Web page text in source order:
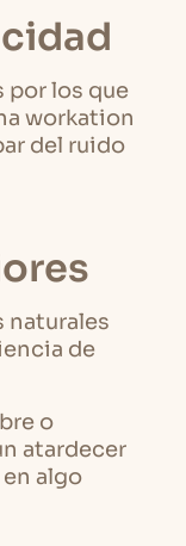
por los que
workation
del ruido
naturales
de
o
atardecer
algo